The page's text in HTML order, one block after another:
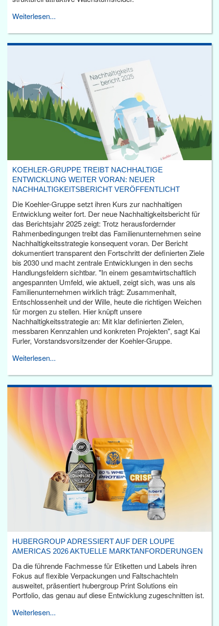
Weiterlesen...
KOEHLER-GRUPPE TREIBT NACHHALTIGE
ENTWICKLUNG WEITER VORAN: NEUER
NACHHALTIGKEITSBERICHT VERÖFFENTLICHT
Die Koehler-Gruppe setzt ihren Kurs zur nachhaltigen
Entwicklung weiter fort. Der neue Nachhaltigkeitsbericht für
das Berichtsjahr 2025 zeigt: Trotz herausfordernder
Rahmenbedingungen treibt das Familienunternehmen seine
Nachhaltigkeitsstrategie konsequent voran. Der Bericht
dokumentiert transparent den Fortschritt der definierten Ziele
bis 2030 und macht zentrale Entwicklungen in den sechs
Handlungsfeldern sichtbar. "In einem gesamtwirtschaftlich
angespannten Umfeld, wie aktuell, zeigt sich, was uns als
Familienunternehmen wirklich trägt: Zusammenhalt,
Entschlossenheit und der Wille, heute die richtigen Weichen
für morgen zu stellen. Hier knüpft unsere
Nachhaltigkeitsstrategie an: Mit klar definierten Zielen,
messbaren Kennzahlen und konkreten Projekten", sagt Kai
Furler, Vorstandsvorsitzender der Koehler-Gruppe.
Weiterlesen...
HUBERGROUP ADRESSIERT AUF DER LOUPE
AMERICAS 2026 AKTUELLE MARKTANFORDERUNGEN
Da die führende Fachmesse für Etiketten und Labels ihren
Fokus auf flexible Verpackungen und Faltschachteln
ausweitet, präsentiert hubergroup Print Solutions ein
Portfolio, das genau auf diese Entwicklung zugeschnitten ist.
Weiterlesen...